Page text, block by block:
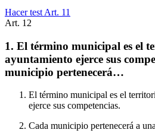
Hacer test Art. 11
Art. 12
1. El término municipal es el
ayuntamiento ejerce sus
municipio pertenecerá…
El término municipal es el
ejerce sus competencias.
Cada municipio pertenecerá a